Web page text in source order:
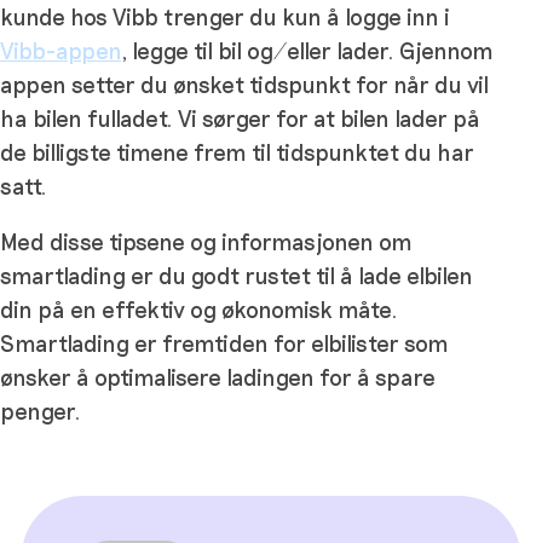
kunde hos Vibb trenger du kun å logge inn i
Vibb-appen , legge til bil og/eller lader. Gjennom
appen setter du ønsket tidspunkt for når du vil
ha bilen fulladet. Vi sørger for at bilen lader på
de billigste timene frem til tidspunktet du har
satt.
Med disse tipsene og informasjonen om
smartlading er du godt rustet til å lade elbilen
din på en effektiv og økonomisk måte.
Smartlading er fremtiden for elbilister som
ønsker å optimalisere ladingen for å spare
penger.